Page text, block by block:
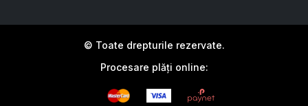
© Toate drepturile rezervate.
Procesare plăți online: